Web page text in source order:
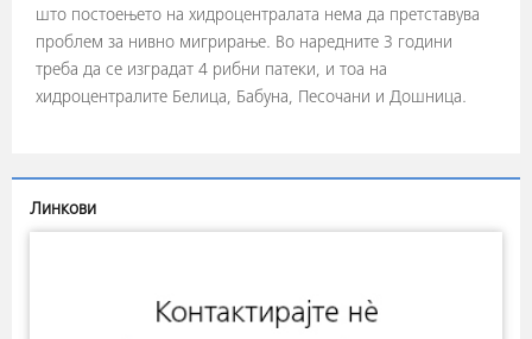
што постоењето на хидроцентралата нема да претставува
проблем за нивно мигрирање. Во наредните 3 години
треба да се изградат 4 рибни патеки, и тоа на
хидроцентралите Белица, Бабуна, Песочани и Дошница.
Линкови